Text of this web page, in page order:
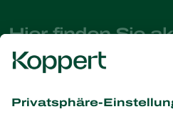
Hier finden Sie
Nachrichten und